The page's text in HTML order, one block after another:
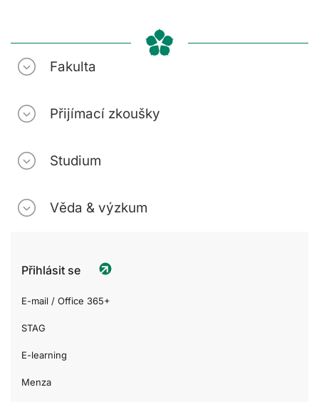
Fakulta
Přijímací zkoušky
Studium
Věda & výzkum
Přihlásit se
E-mail / Office 365+
STAG
E-learning
Menza